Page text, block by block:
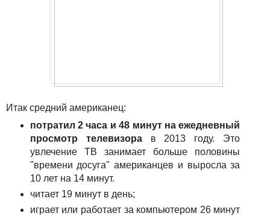
Итак средний американец:
потратил 2 часа и 48 минут на ежедневный
просмотр телевизорав 2013 году. Это
увлечение ТВ занимает больше половины
"времени досуга" американцев и выросла за
10 лет на 14 минут.
читает 19 минут в день;
играет или работает за компьютером 26 минут